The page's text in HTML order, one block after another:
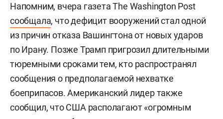
Напомним, вчера газета The Washington Post
сообщала, что дефицит вооружений стал одной
из причин отказа Вашингтона от новых ударов
по Ирану. Позже Трамп пригрозил длительными
тюремными сроками тем, кто распространял
сообщения о предполагаемой нехватке
боеприпасов. Американский лидер также
сообщил, что США располагают «огромным